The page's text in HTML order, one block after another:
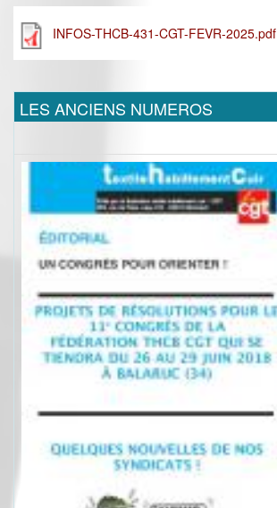
INFOS-THCB-431-CGT-FEVR-2025.pdf
LES ANCIENS NUMEROS